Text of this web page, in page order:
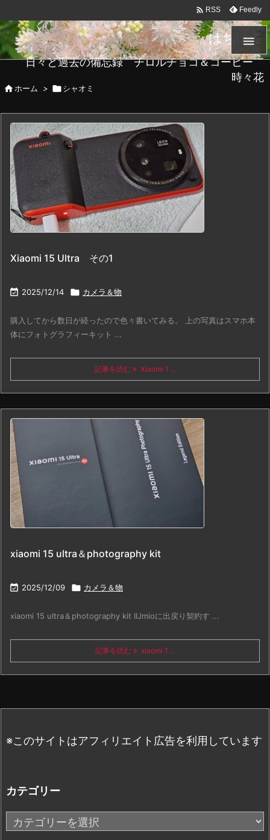
はちメモ
日々と過去の備忘録 チロルチョコ＆コーヒー
時々花

 RSS Feedly
 ホーム > シャオミ
Xiaomi 15 Ultra その1
 2025/12/14  カメラ＆物
購入してから数日が経ったので色々書いてみる。 上の写真はスマホ本
体にフォトグラフィーキット ...
記事を読む Xiaomi 1 ...
xiaomi 15 ultra＆photography kit
 2025/12/09  カメラ＆物
xiaomi 15 ultra＆photography kit IIJmioに出戻り契約す ...
記事を読む xiaomi 1 ...
※このサイトはアフィリエイト広告を利用しています
カテゴリー
カ
テ